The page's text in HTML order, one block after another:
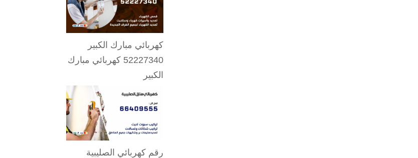
كهربائي مبارك الكبير
52227340 كهربائي مبارك
الكبير
رقم كهربائي الصليبية